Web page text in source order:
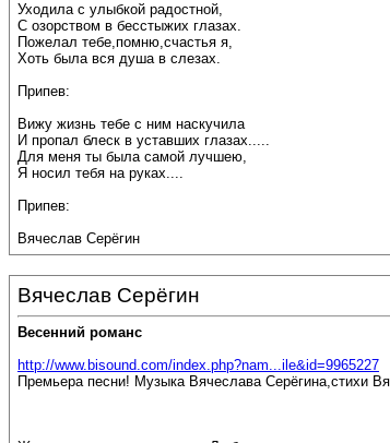
Уходила с улыбкой радостной,
С озорством в бесстыжих глазах.
Пожелал тебе,помню,счастья я,
Хоть была вся душа в слезах.
Припев:
Вижу жизнь тебе с ним наскучила
И пропал блеск в уставших глазах.....
Для меня ты была самой лучшею,
Я носил тебя на руках....
Припев:
Вячеслав Серёгин
Вячеслав Серёгин
Весенний романс
http://www.bisound.com/index.php?nam...ile&id=9965227
Премьера песни! Музыка Вячеслава Серёгина,стихи